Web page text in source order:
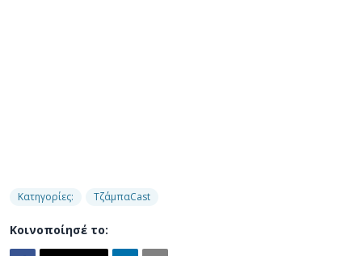
Κατηγορίες: ΤζάμπαCast
Κοινοποίησέ το: